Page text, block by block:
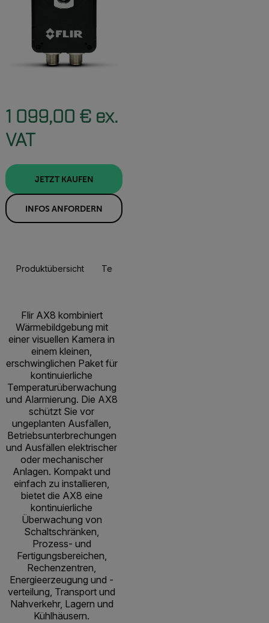
1 099,00 € ex.
VAT
JETZT KAUFEN
INFOS ANFORDERN
Produktübersicht Technische Daten
Flir AX8 kombiniert
Wärmebildgebung mit
einer visuellen Kamera in
einem kleinen,
erschwinglichen Paket für
kontinuierliche
Temperaturüberwachung
und Alarmierung. Die AX8
schützt Sie vor
ungeplanten Ausfällen,
Betriebsunterbrechungen
und Ausfällen elektrischer
oder mechanischer
Anlagen. Kompakt und
einfach zu installieren,
bietet die AX8 eine
kontinuierliche
Überwachung von
Schaltschränken,
Prozess- und
Fertigungsbereichen,
Rechenzentren,
Energieerzeugung und -
verteilung, Transport und
Nahverkehr, Lagern und
Kühlhäusern.